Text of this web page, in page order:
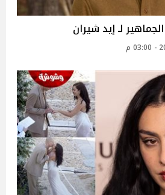
لـ إيد شيران